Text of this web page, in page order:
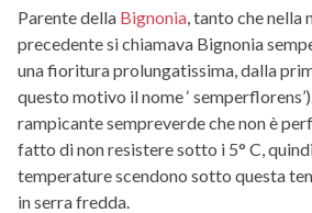
Parente della Bignonia , tanto che
precedente si chiamava Bignonia
una fioritura prolungatissima, dalla
questo motivo il nome ‘
rampicante sempreverde che non è
fatto di non resistere sotto i 5° C,
temperature scendono sotto questa
in serra fredda.